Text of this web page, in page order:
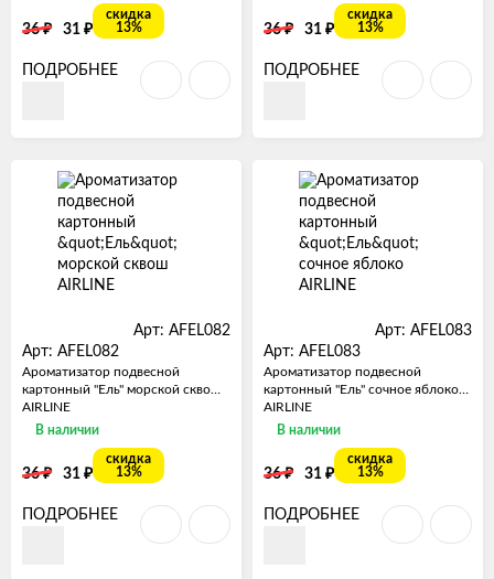
36₽ 31 ₽
скидка
13%
ПОДРОБНЕЕ
36₽ 31 ₽
скидка
13%
ПОДРОБНЕЕ
Арт: AFEL082
Арт: AFEL082
Ароматизатор подвесной
картонный "Ель" морской сквош
AIRLINE
В наличии
36₽ 31 ₽
скидка
13%
ПОДРОБНЕЕ
Арт: AFEL083
Арт: AFEL083
Ароматизатор подвесной
картонный "Ель" сочное яблоко
AIRLINE
В наличии
36₽ 31 ₽
скидка
13%
ПОДРОБНЕЕ